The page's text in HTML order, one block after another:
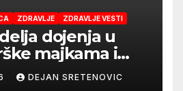
ZDRAVLJE ZDRAVLJE VESTI
dojenja u
majkama i
života
DEJAN SRETENOVIC